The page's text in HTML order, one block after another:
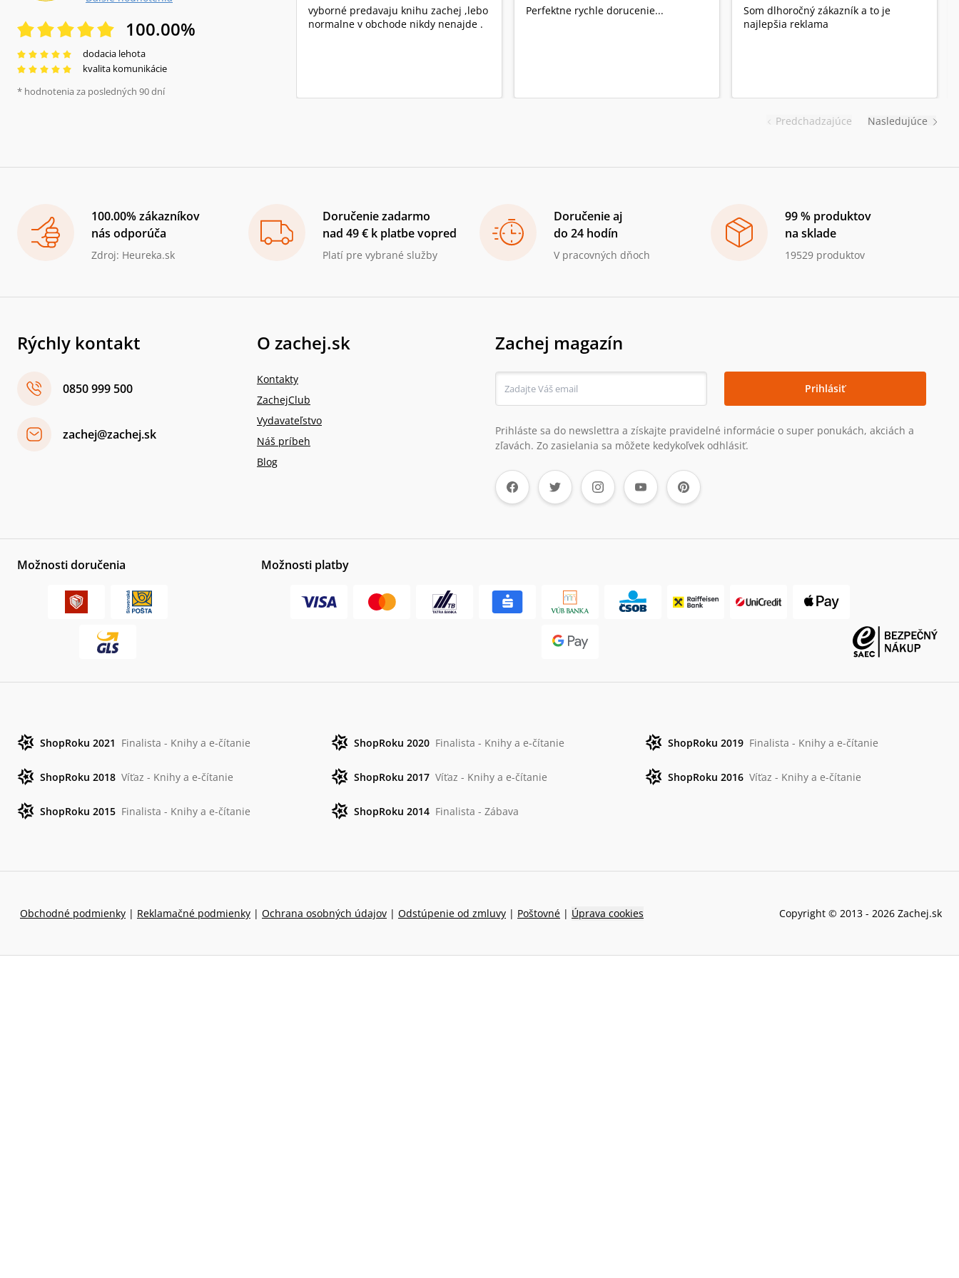
100.00%
dodacia lehota
kvalita komunikácie
* hodnotenia za posledných 90 dní
Predchadzajúce
vyborné predavaju knihu zachej ,lebo
normalne v obchode nikdy nenajde .
Perfektne rychle dorucenie...
Som dlhoročný zákazník a to je
najlepšia reklama
Nasledujúce
100.00% zákazníkov
nás odporúča
Zdroj: Heureka.sk
Doručenie zadarmo
nad 49 € k platbe vopred
Platí pre vybrané služby
Doručenie aj
do 24 hodín
V pracovných dňoch
99 % produktov
na sklade
19529 produktov
Rýchly kontakt
0850 999 500
zachej@zachej.sk
O zachej.sk
Kontakty
ZachejClub
Vydavateľstvo
Náš príbeh
Blog
Zachej magazín
Prihlásiť
Prihláste sa do newslettra a získajte pravidelné informácie o super ponukách, akciách a
zľavách. Zo zasielania sa môžete kedykoľvek odhlásiť.
Možnosti doručenia Možnosti platby
ShopRoku 2021 Finalista - Knihy a e-čítanie ShopRoku 2020 Finalista - Knihy a e-čítanie ShopRoku 2019 Finalista - Knihy a e-čítanie
ShopRoku 2018 Víťaz - Knihy a e-čítanie ShopRoku 2017 Víťaz - Knihy a e-čítanie ShopRoku 2016 Víťaz - Knihy a e-čítanie
ShopRoku 2015 Finalista - Knihy a e-čítanie ShopRoku 2014 Finalista - Zábava
Obchodné podmienky | Reklamačné podmienky | Ochrana osobných údajov | Odstúpenie od zmluvy | Poštovné | Úprava cookies Copyright © 2013 - 2026 Zachej.sk